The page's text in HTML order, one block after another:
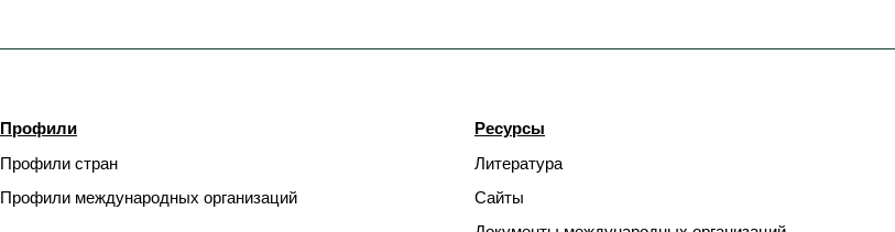
Профили
Профили стран
Профили международных организаций
Ресурсы
Литература
Сайты